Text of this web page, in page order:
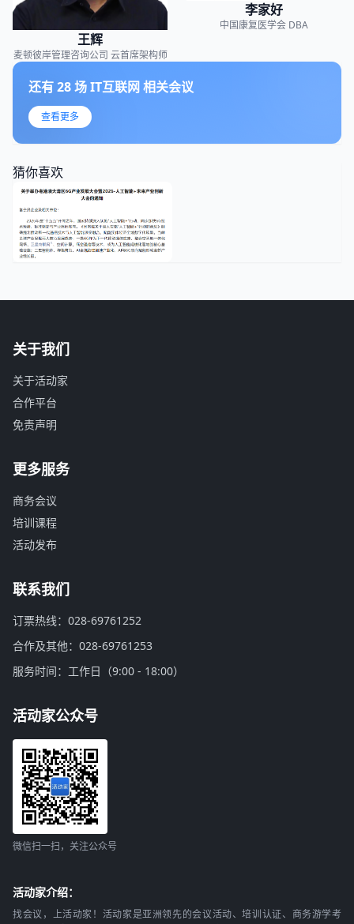
王辉
麦顿彼岸管理咨询公司 云首席架构师
李家好
中国康复医学会 DBA
还有28场IT互联网 相关会议
查看更多
猜你喜欢
关于我们
关于活动家
合作平台
免责声明
更多服务
商务会议
培训课程
活动发布
联系我们
订票热线：028-69761252
合作及其他：028-69761253
服务时间：工作日（9:00 - 18:00）
活动家公众号
微信扫一扫，关注公众号
活动家介绍：
找会议，上活动家！活动家是亚洲领先的会议活动、培训认证、商务游学考